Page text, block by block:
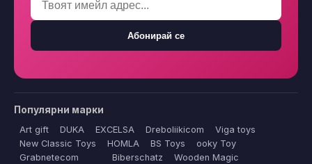
Абонирай се
Популярни марки
Art gift DUKA EXCELSA Dreboliikicom
Viga toys
New Classic Toys
HOMLA BS Toys
ooky Toy
Grabnetecom
Biberschatz
Wooden Magic